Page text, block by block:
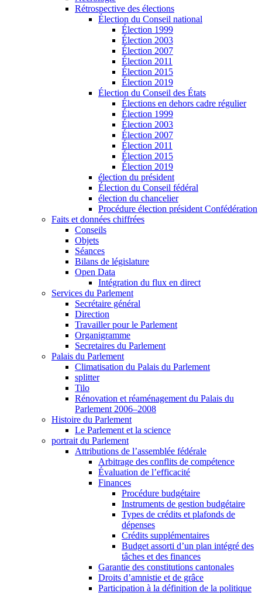
Rétrospective des élections
Élection du Conseil national
Élection 1999
Élection 2003
Élection 2007
Élection 2011
Élection 2015
Élection 2019
Élection du Conseil des États
Élections en dehors cadre régulier
Élection 1999
Élection 2003
Élection 2007
Élection 2011
Élection 2015
Élection 2019
élection du président
Élection du Conseil fédéral
élection du chancelier
Procédure élection président Confédération
Faits et données chiffrées
Conseils
Objets
Séances
Bilans de législature
Open Data
Intégration du flux en direct
Services du Parlement
Secrétaire général
Direction
Travailler pour le Parlement
Organigramme
Secretaires du Parlement
Palais du Parlement
Climatisation du Palais du Parlement
splitter
Tilo
Rénovation et réaménagement du Palais du
Parlement 2006–2008
Histoire du Parlement
Le Parlement et la science
portrait du Parlement
Attributions de l’assemblée fédérale
Arbitrage des conflits de compétence
Évaluation de l’efficacité
Finances
Procédure budgétaire
Instruments de gestion budgétaire
Types de crédits et plafonds de
dépenses
Crédits supplémentaires
Budget assorti d’un plan intégré des
tâches et des finances
Garantie des constitutions cantonales
Droits d’amnistie et de grâce
Participation à la définition de la politique